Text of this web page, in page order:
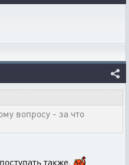
вопросу - за что
также.